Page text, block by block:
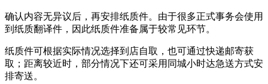
确认内容无异议后，再安排纸质件。由于很多正式事务会使用
到纸质翻译件，因此纸质件准备属于较常见环节。
纸质件可根据实际情况选择到店自取，也可通过快递邮寄获
取；距离较近时，部分情况下还可采用同城小时达急送方式安
排寄送。